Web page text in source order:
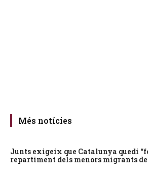
Més notícies
Junts exigeix que Catalunya quedi
repartiment dels menors migrants de